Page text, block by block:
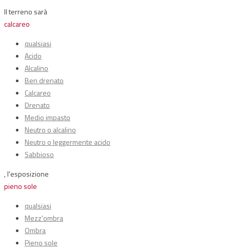
Il terreno sarà
calcareo
qualsiasi
Acido
Alcalino
Ben drenato
Calcareo
Drenato
Medio impasto
Neutro o alcalino
Neutro o leggermente acido
Sabbioso
, l'esposizione
pieno sole
qualsiasi
Mezz'ombra
Ombra
Pieno sole